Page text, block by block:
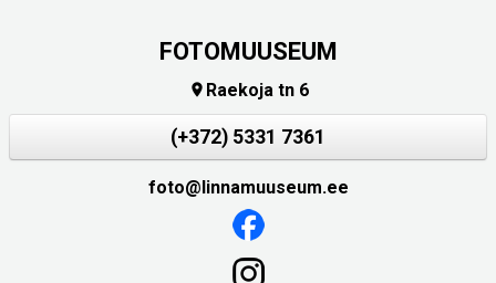
FOTOMUUSEUM
 Raekoja tn 6
(+372) 5331 7361
foto@linnamuuseum.ee